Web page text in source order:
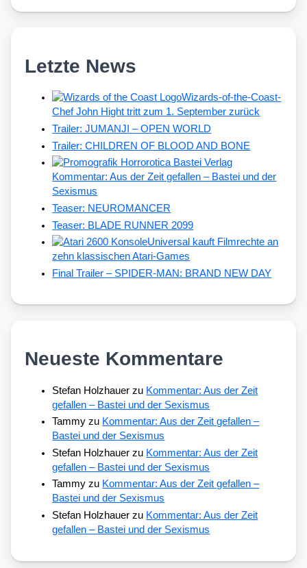
Letzte News
Wizards-of-the-Coast-
Chef John Hight tritt zum 1. September zurück
Trailer: JUMANJI – OPEN WORLD
Trailer: CHILDREN OF BLOOD AND BONE
Kommentar: Aus der Zeit gefallen – Bastei und der
Sexismus
Teaser: NEUROMANCER
Teaser: BLADE RUNNER 2099
Universal kauft Filmrechte an
zehn klassischen Atari-Games
Final Trailer – SPIDER-MAN: BRAND NEW DAY
Neueste Kommentare
Stefan Holzhauer zu Kommentar: Aus der Zeit
gefallen – Bastei und der Sexismus
Tammy zu Kommentar: Aus der Zeit gefallen –
Bastei und der Sexismus
Stefan Holzhauer zu Kommentar: Aus der Zeit
gefallen – Bastei und der Sexismus
Tammy zu Kommentar: Aus der Zeit gefallen –
Bastei und der Sexismus
Stefan Holzhauer zu Kommentar: Aus der Zeit
gefallen – Bastei und der Sexismus